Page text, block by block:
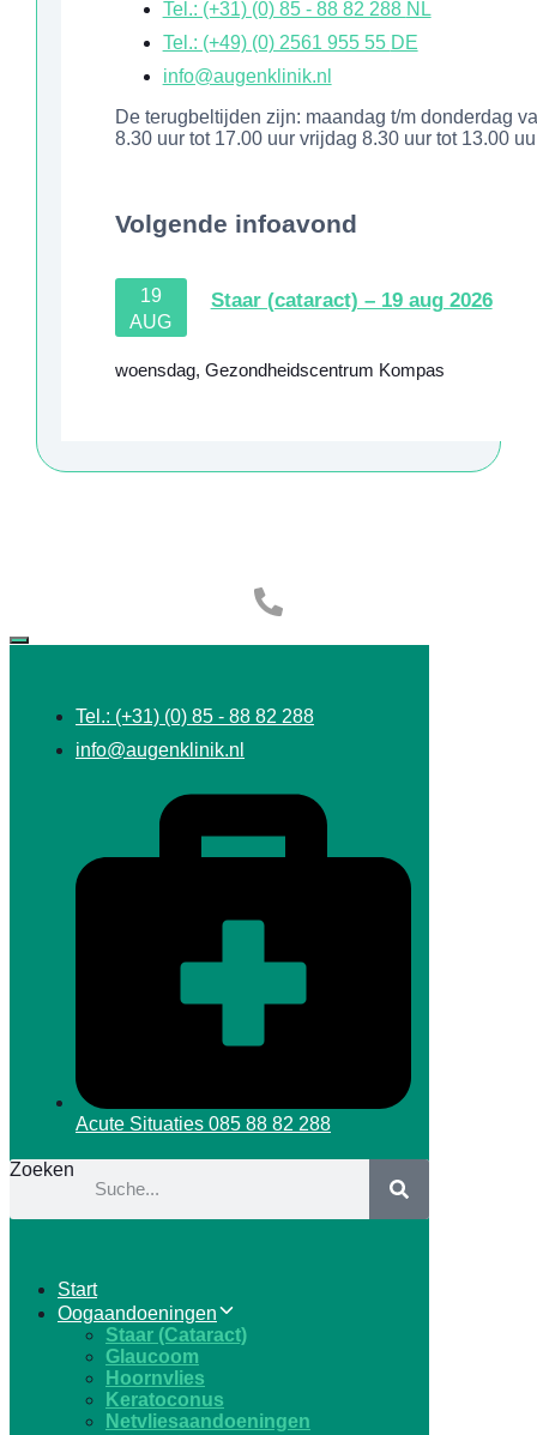
Tel.: (+31) (0) 85 - 88 82 288 NL
Tel.: (+49) (0) 2561 955 55 DE
info@augenklinik.nl
De terugbeltijden zijn: maandag t/m donderdag
8.30 uur tot 17.00 uur vrijdag 8.30 uur tot 13.00
Volgende infoavond
19
AUG
Staar (cataract) – 19 aug 2026
woensdag, Gezondheidscentrum Kompas
Tel.: (+31) (0) 85 - 88 82 288
info@augenklinik.nl
Acute Situaties 085 88 82 288
Zoeken
Start
Oogaandoeningen
Staar (Cataract)
Glaucoom
Hoornvlies
Keratoconus
Netvliesaandoeningen